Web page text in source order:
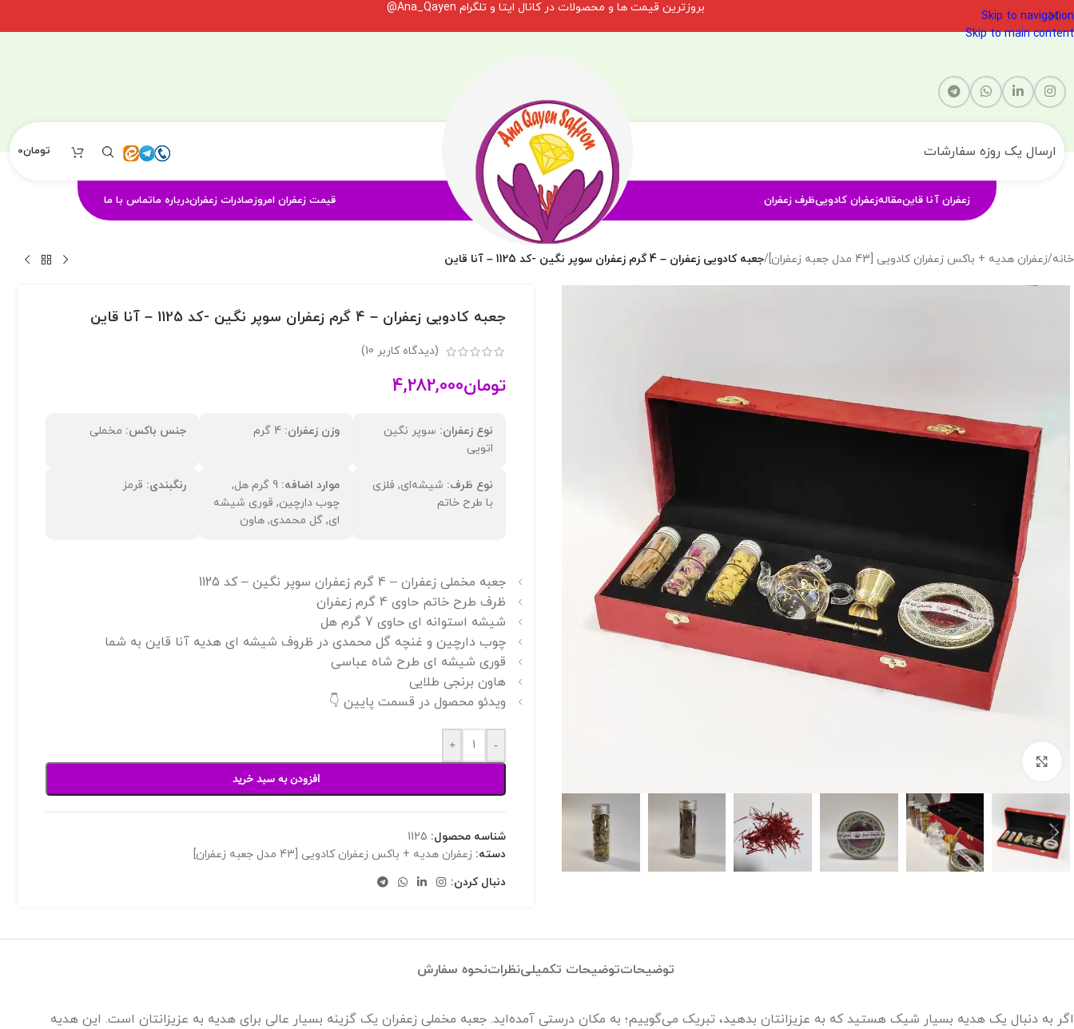
Skip to navigation
Skip to main content
بروزترین قیمت ها و محصولات در کانال ایتا و تلگرام Ana_Qayen@
ارسال یک روزه سفارشات تومان0
زعفران آنا قاینمقالهزعفران کادوییظرف زعفران قیمت زعفران امروزصادرات زعفراندرباره ماتماس با ما
خانه/زعفران هدیه + باکس زعفران کادویی [43 مدل جعبه زعفران] /جعبه کادویی زعفران – 4 گرم زعفران سوپر نگین -کد 1125 – آنا قاین
جعبه کادویی زعفران – 4 گرم زعفران سوپر نگین -کد 1125 – آنا قاین
(دیدگاه کاربر 10
)
تومان4,282,000
نوع زعفران: سوپر نگین
اتویی
وزن زعفران: جنس باکس: مخملی
نوع ظرف: شیشه‌ای, فلزی
با طرح خاتم
موارد اضافه:
9 گرم هل,
چوب دارچین, قوری شیشه
ای, گل محمدی, هاون
رنگبندی: قرمز
جعبه مخملی زعفران – 4 گرم زعفران سوپر نگین – کد 1125
ظرف طرح خاتم حاوی 4 گرم زعفران
شیشه استوانه ای حاوی 7 گرم هل
چوب دارچین و غنچه گل محمدی در ظروف شیشه ای هدیه آنا قاین به شما
قوری شیشه ای طرح شاه عباسی
هاون برنجی طلایی
ویدئو محصول در قسمت پایین 👇
-
+
افزودن به سبد خرید
شناسه محصول: 1125
دسته: زعفران هدیه + باکس زعفران کادویی [43 مدل جعبه زعفران]
دنبال کردن:
توضیحاتتوضیحات تکمیلینظراتنحوه سفارش
اگر به دنبال یک هدیه بسیار شیک هستید که به عزیزانتان بدهید، تبریک می‌گوییم؛ به مکان درستی آمده‌اید. جعبه مخملی زعفران یک گزینه بسیار عالی برای هدیه به عزیزانتان است. این هدیه